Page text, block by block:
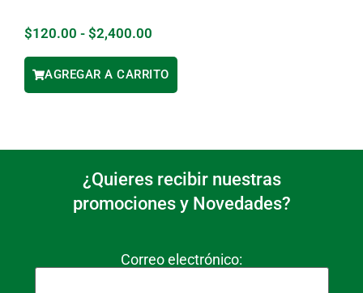
$120.00 - $2,400.00
AGREGAR A CARRITO
¿Quieres recibir nuestras
promociones y Novedades?
Correo electrónico: